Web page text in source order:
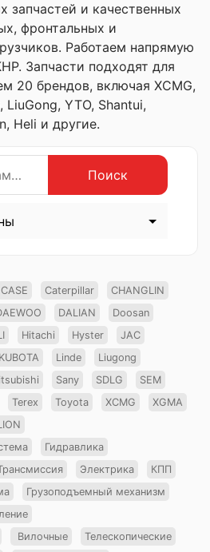
запчастей и качественных
фронтальных и
Работаем напрямую
Запчасти подходят для
20 брендов, включая XCMG,
LiuGong, YTO, Shantui,
Heli и другие.
Поиск
CASE Caterpillar
CHANGLIN
DALIAN
Doosan
Hitachi Hyster
JAC
KUBOTA Linde
Liugong
Sany SDLG
SEM
Terex Toyota XCMG
XGMA
Гидравлика
Электрика
КПП
Грузоподъемный механизм
Вилочные
Телескопические